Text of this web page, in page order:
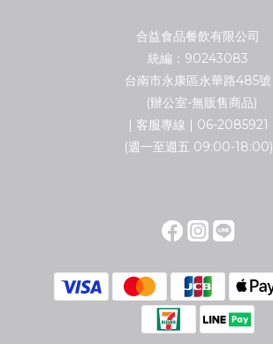
合益食品餐飲有限公司
統編：90243083
台南市永康區永華路485號
(辦公室-無販售商品)
| 客服專線 | 06-2085921
(週一至週五 09:00-18:00)